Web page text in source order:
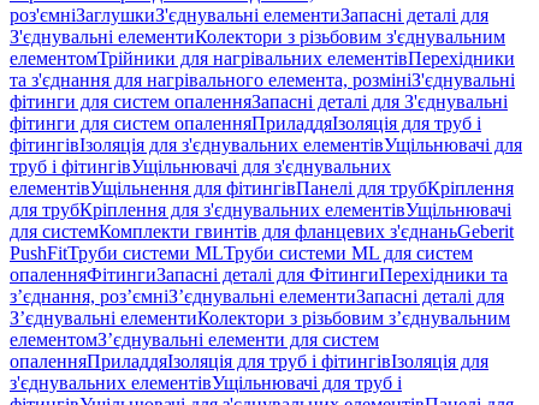
роз'ємніЗаглушкиЗ'єднувальні елементиЗапасні деталі для
З'єднувальні елементиКолектори з різьбовим з'єднувальним
елементомТрійники для нагрівальних елементівПерехідники
та з'єднання для нагрівального елемента, розмініЗ'єднувальні
фітинги для систем опаленняЗапасні деталі для З'єднувальні
фітинги для систем опаленняПриладдяІзоляція для труб і
фітингівІзоляція для з'єднувальних елементівУщільнювачі для
труб і фітингівУщільнювачі для з'єднувальних
елементівУщільнення для фітингівПанелі для трубКріплення
для трубКріплення для з'єднувальних елементівУщільнювачі
для системКомплекти гвинтів для фланцевих з'єднаньGeberit
PushFitТруби системи MLТруби системи ML для систем
опаленняФітингиЗапасні деталі для ФітингиПерехідники та
з’єднання, роз’ємніЗ’єднувальні елементиЗапасні деталі для
З’єднувальні елементиКолектори з різьбовим з’єднувальним
елементомЗ’єднувальні елементи для систем
опаленняПриладдяІзоляція для труб і фітингівІзоляція для
з'єднувальних елементівУщільнювачі для труб і